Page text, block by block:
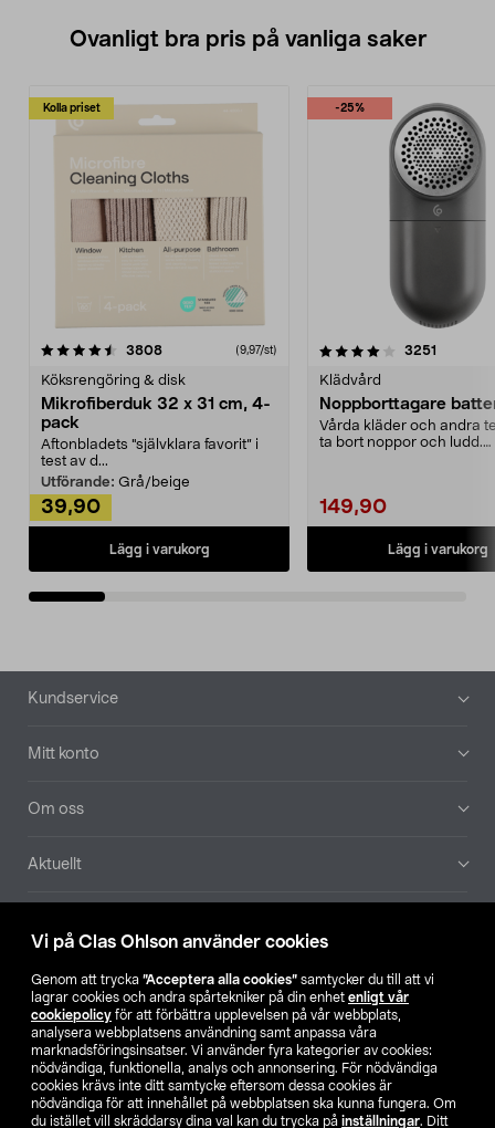
Vi på Clas Ohlson använder cookies
Genom att trycka ”Acceptera alla cookies” samtycker du till att vi
lagrar cookies och andra spårtekniker på din enhet enligt vår
cookiepolicy för att förbättra upplevelsen på vår webbplats,
analysera webbplatsens användning samt anpassa våra
marknadsföringsinsatser. Vi använder fyra kategorier av cookies:
nödvändiga, funktionella, analys och annonsering. För nödvändiga
cookies krävs inte ditt samtycke eftersom dessa cookies är
nödvändiga för att innehållet på webbplatsen ska kunna fungera. Om
du istället vill skräddarsy dina val kan du trycka på inställningar. Ditt
Ovanligt bra pris på vanliga saker
Kolla priset
3808recensioner (9,97/st)
Köksrengöring & disk
Mikrofiberduk 32 x 31 cm, 4-
pack
Aftonbladets "självklara favorit” i
test av d...
Utförande: Grå/beige
39,90
Lägg i varukorg
-25%
4.0av 5 stjärnor 3251
Klädvård
Noppborttagare
Vårda kläder och andra
ta bort noppor och ludd.
149,90
Lägg i varukorg
4.5av 5 stjärnor
Sidfot
Kundservice
Mitt konto
Om oss
Aktuellt
Hitta butik
SE NO FI